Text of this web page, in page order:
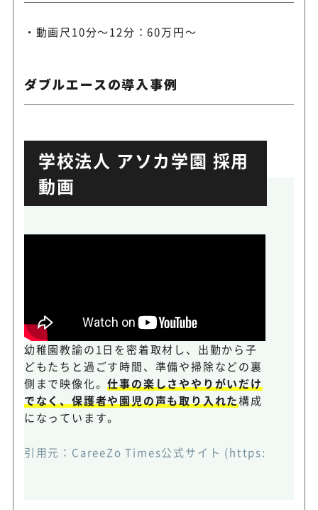
動画尺10分～12分：60万円～
ダブルエースの導入事例
学校法人 アソカ学園 採用
動画
幼稚園教諭の1日を密着取材し、出勤から子
どもたちと過ごす時間、準備や掃除などの裏
側まで映像化。仕事の楽しさややりがいだけ
でなく、保護者や園児の声も取り入れた構成
になっています。
引用元： CareeZo Times公式サイト (https://